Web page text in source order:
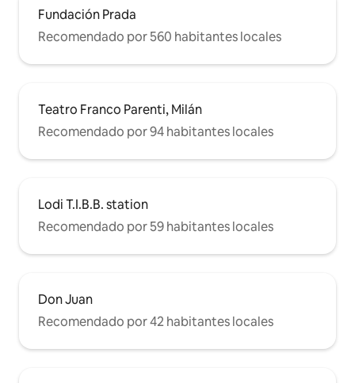
Fundación Prada
Recomendado por 560 habitantes locales
Teatro Franco Parenti, Milán
Recomendado por 94 habitantes locales
Lodi T.I.B.B. station
Recomendado por 59 habitantes locales
Don Juan
Recomendado por 42 habitantes locales